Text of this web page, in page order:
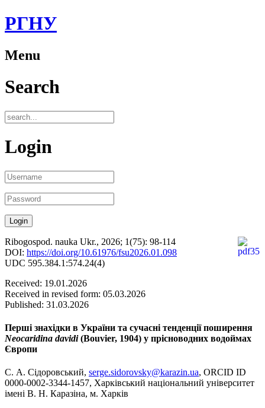
РГНУ
Menu
Search
Login
Ribogospod. nauka Ukr., 2026; 1(75): 98-114
DOI: https://doi.org/10.61976/fsu2026.01.098
UDC 595.384.1:574.24(4)
Received: 19.01.2026
Received in revised form: 05.03.2026
Published: 31.03.2026
Перші знахідки в України та сучасні тенденції поширення
Neocaridina davidi(Bouvier, 1904) у прісноводних водоймах
Європи
С. А. Сідоровський, serge.sidorovsky@karazin.ua, ORCID ID
0000-0002-3344-1457, Харківський національний університет
імені В. Н. Каразіна, м. Харків